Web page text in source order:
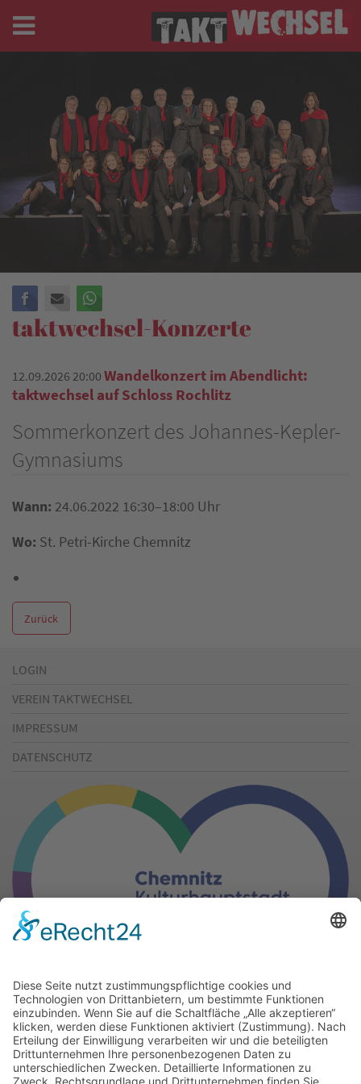
Facebook
E-mail
taktwechsel-Konzerte
12.09.2026 20:00 Wandelkonzert im Abendlicht:
taktwechsel auf Schloss Rochlitz
Sommerkonzert des Johannes-Kepler-
Gymnasiums
Wann: 24.06.2022 16:30–18:00 Uhr
Wo: St. Petri-Kirche Chemnitz
Zurück
LOGIN
VEREIN TAKTWECHSEL
IMPRESSUM
DATENSCHUTZ